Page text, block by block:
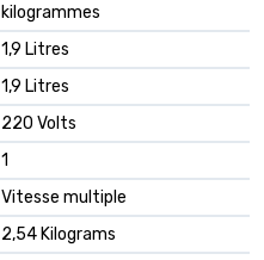
kilogrammes
‎1,9 Litres
‎1,9 Litres
‎220 Volts
‎1
‎Vitesse multiple
‎2,54 Kilograms